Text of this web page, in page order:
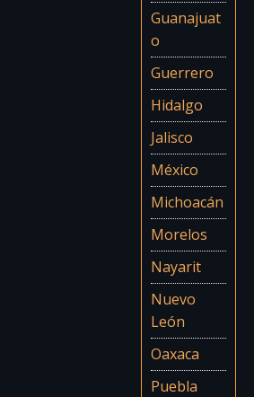
Guanajuat
o
Guerrero
Hidalgo
Jalisco
México
Michoacán
Morelos
Nayarit
Nuevo
León
Oaxaca
Puebla